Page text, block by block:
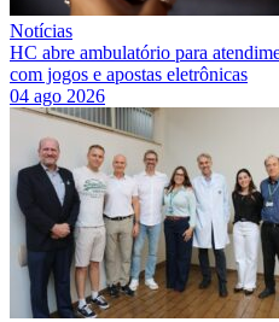
Notícias
HC abre ambulatório para
com jogos e apostas eletrônicas
04 ago 2026